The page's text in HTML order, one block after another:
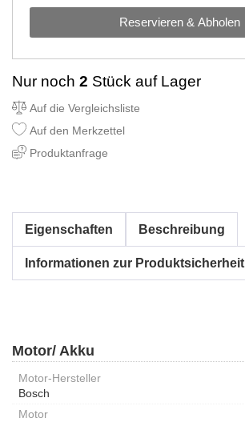
Reservieren & Abholen
Nur noch 2 Stück auf Lager
Auf die Vergleichsliste
Auf den Merkzettel
Produktanfrage
Eigenschaften Beschreibung
Informationen zur Produktsicherheit
Motor/ Akku
Motor-Hersteller
Bosch
Motor